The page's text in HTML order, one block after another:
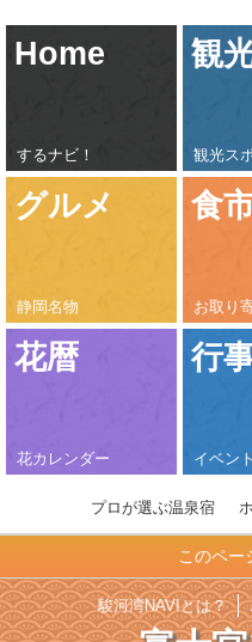
Home
するナビ！
観
観光ス
グルメ
静岡名物
食
お取り
花暦
花カレンダー
行
イベン
プロが選ぶ温泉宿
このペー
駿河湾NAVIとは？